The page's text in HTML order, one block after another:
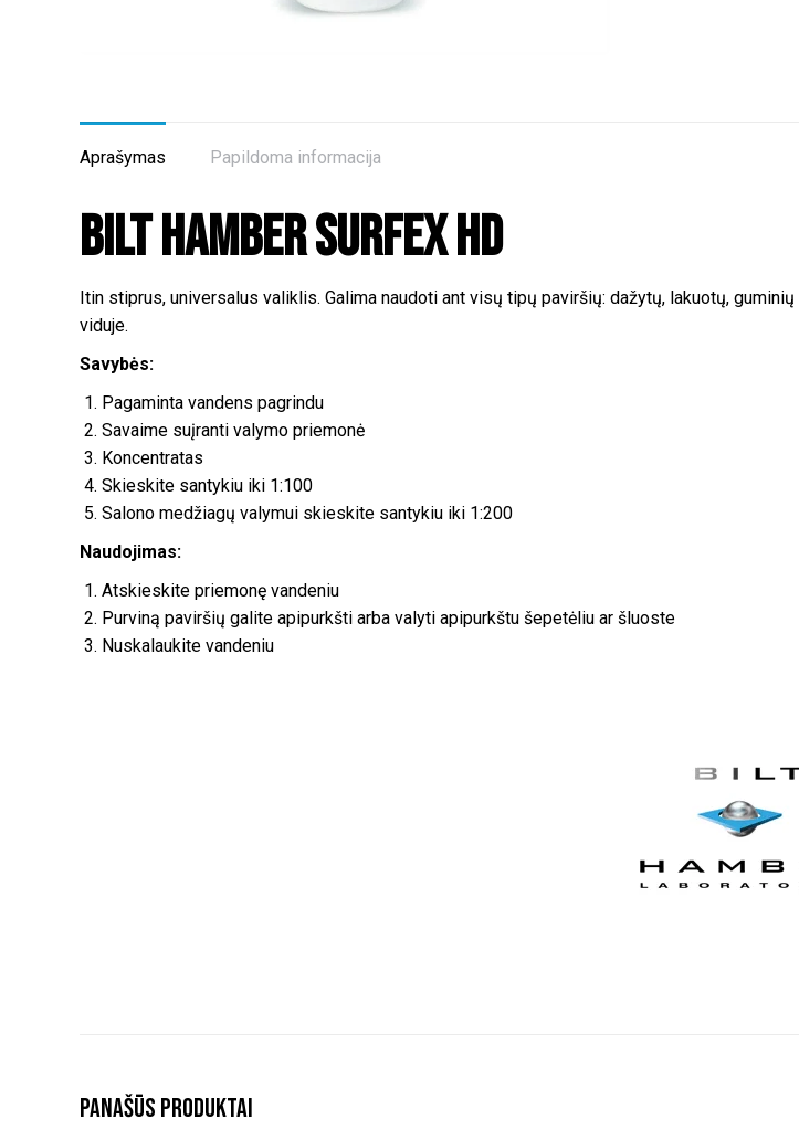
Aprašymas Papildoma informacija
Bilt Hamber Surfex HD
Itin stiprus, universalus valiklis. Galima naudoti ant visų tipų paviršių: dažytų, lakuotų,
viduje.
Savybės:
Pagaminta vandens pagrindu
Savaime suįranti valymo priemonė
Koncentratas
Skieskite santykiu iki 1:100
Salono medžiagų valymui skieskite santykiu iki 1:200
Naudojimas:
Atskieskite priemonę vandeniu
Purviną paviršių galite apipurkšti arba valyti apipurkštu šepetėliu ar šluoste
Nuskalaukite vandeniu
Panašūs produktai